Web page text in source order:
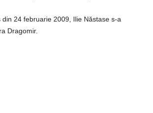
24 februarie 2009, Ilie Năstase s-a
Dragomir.